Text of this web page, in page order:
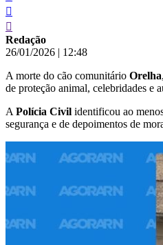
Redação
26/01/2026 | 12:48
A morte do cão comunitário Orelha
de proteção animal, celebridades e
A Polícia Civil identificou ao
segurança e de depoimentos de